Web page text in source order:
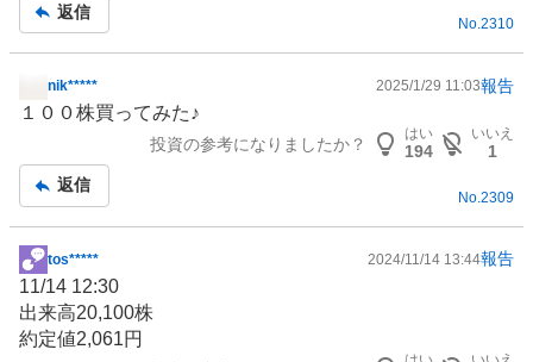
事
返信
No.2310
示
事
nik***** 2025/1/29 11:03報告
１００株買ってみた♪
投資の参考になりましたか？
はい
194
いいえ
1
返信
No. 2309
掲
示
板
記
tos***** 2024/11/14 13:44報告
11/14 12:30
出来高20,100株
約定値2,061円